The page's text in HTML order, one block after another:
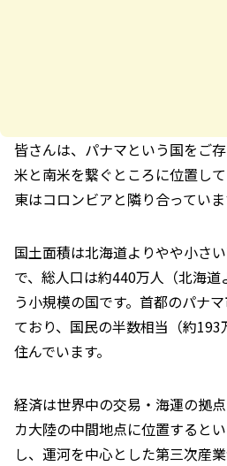
皆さんは、パナマという国をご
米と南米を繋ぐところに位置し
東はコロンビアと隣り合っていま
国土面積は北海道よりやや小さ
で、総人口は約440万人（北海
う小規模の国です。首都のパナ
ており、国民の半数相当（約
住んでいます。
経済は世界中の交易・海運の拠
カ大陸の中間地点に位置すると
し、運河を中心とした第三次産